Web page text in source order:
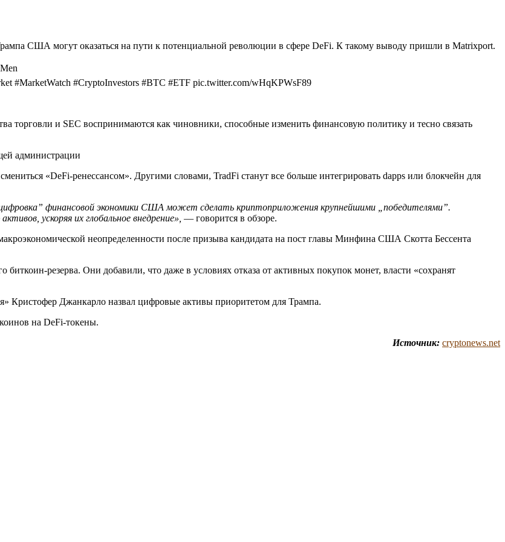
США могут оказаться на пути к потенциальной революции в сфере DeFi. К такому выводу пришли в Matrixport.
#MarketWatch #CryptoInvestors #BTC #ETF pic.twitter.com/wHqKPWsF89
торговли и SEC воспринимаются как чиновники, способные изменить финансовую политику и тесно связать
администрации
«DeFi-ренессансом». Другими словами, TradFi станут все больше интегрировать dapps или блокчейн для
финансовой экономики США может сделать криптоприложения крупнейшими „победителями”.
ускоряя их глобальное внедрение», — говорится в обзоре.
неопределенности после призыва кандидата на пост главы Минфина США Скотта Бессента
биткоин-резерва. Они добавили, что даже в условиях отказа от активных покупок монет, власти «сохранят
Кристофер Джанкарло назвал цифровые активы приоритетом для Трампа.
на DeFi-токены.
Источник: cryptonews.net